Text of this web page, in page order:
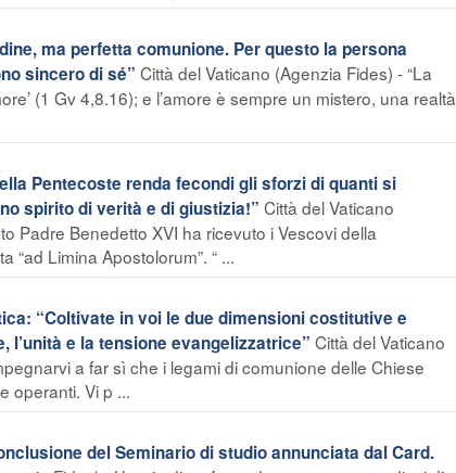
ma perfetta comunione. Per questo la persona
sincero di sé” Città del Vaticano (Agenzia Fides) - “La
(1 Gv 4,8.16); e l’amore è sempre un mistero, una realtà
Pentecoste renda fecondi gli sforzi di quanti si
spirito di verità e di giustizia!” Città del Vaticano
Padre Benedetto XVI ha ricevuto i Vescovi della
Limina Apostolorum”. “ ...
“Coltivate in voi le due dimensioni costitutive e
e la tensione evangelizzatrice” Città del Vaticano
a far sì che i legami di comunione delle Chiese
operanti. Vi p ...
del Seminario di studio annunciata dal Card.